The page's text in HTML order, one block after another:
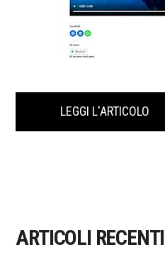
LEGGI L'ARTICOLO
ARTICOLI RECENTI